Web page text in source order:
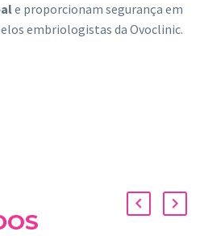
e proporcionam segurança em
embriologistas da Ovoclinic.